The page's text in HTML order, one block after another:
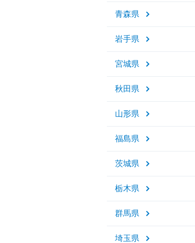
青森県
岩手県
宮城県
秋田県
山形県
福島県
茨城県
栃木県
群馬県
埼玉県